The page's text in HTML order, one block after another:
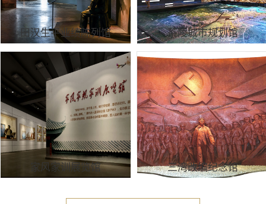
田汉生平业绩陈列馆 茶陵城市规划馆
家风家训展览馆 三湾改编纪念馆